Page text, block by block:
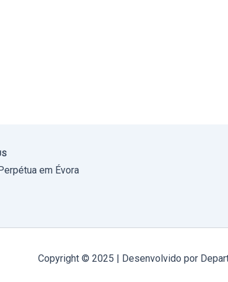
em Évora
Copyright © 2025 | Desenvolvido por